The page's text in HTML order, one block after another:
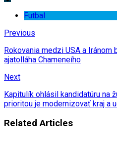
Futbal
Previous
Rokovania medzi USA a
ajatolláha Chameneího
Next
Kapitulík ohlásil kandidatúru na
prioritou je modernizovať kraj a
Related Articles